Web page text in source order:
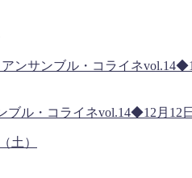
ブル・コライネvol.14◆12月12